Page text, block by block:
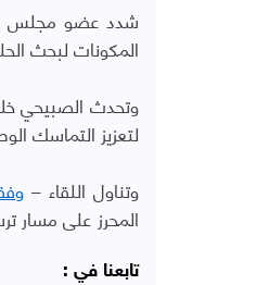
شدد عضو مجلس
المكونات لبحث
وتحدث الصبيحي
لتعزيز التماسك
وتناول اللقاء –
المحرز على مسار
تابعنا في :